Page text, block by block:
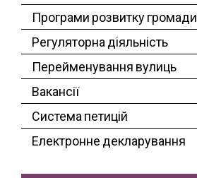
Програми розвитку громади
Регуляторна діяльність
Перейменування вулиць
Вакансії
Система петицій
Електронне декларування